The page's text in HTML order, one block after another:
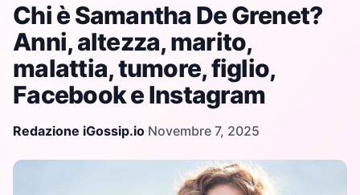
Chi è Samantha De Grenet?
Anni, altezza, marito,
malattia, tumore, figlio,
Facebook e Instagram
Redazione iGossip.io·Novembre 7, 2025